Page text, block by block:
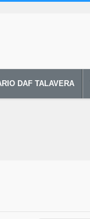
DAF TALAVERA